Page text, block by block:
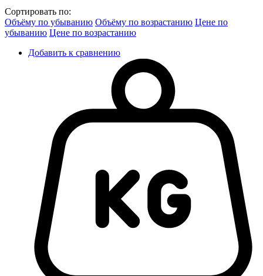
Сортировать по:
Объёму по убыванию Объёму по возрастанию Цене по
убыванию Цене по возрастанию
Добавить к сравнению